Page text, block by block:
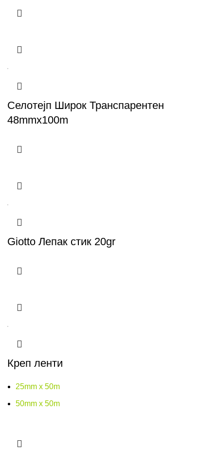
Селотејп Широк Транспарентен
48mmx100m
Giotto Лепак стик 20gr
Креп ленти
25mm x 50m
50mm x 50m